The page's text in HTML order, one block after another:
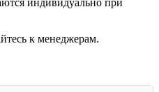
индивидуально при
к менеджерам.